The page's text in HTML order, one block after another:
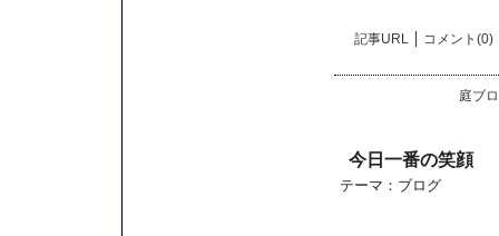
記事URL コメント(0)
庭ブ
今日一番の笑顔
テーマ： ブログ